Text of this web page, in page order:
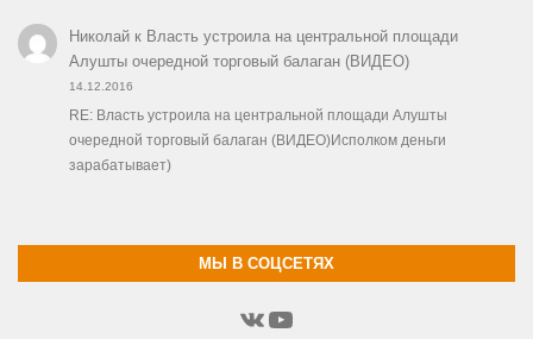
Николайк Власть устроила на центральной площади
Алушты очередной торговый балаган (ВИДЕО)
14.12.2016
RE: Власть устроила на центральной площади Алушты
очередной торговый балаган (ВИДЕО)Исполком деньги
зарабатывает)
МЫ В СОЦСЕТЯХ
ВКонтакте
YouTube